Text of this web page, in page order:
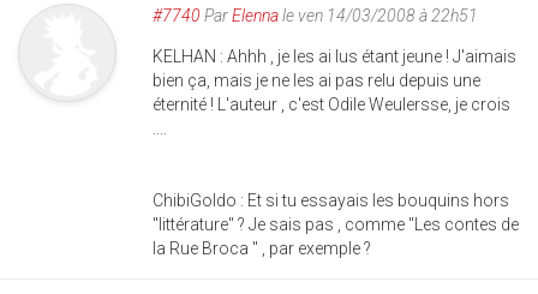
#7740 ParElennale ven 14/03/2008 à 22h51
KELHAN : Ahhh , je les ai lus étant jeune ! J'aimais
bien ça, mais je ne les ai pas relu depuis une
éternité ! L'auteur , c'est Odile Weulersse, je crois
ChibiGoldo : Et si tu essayais les bouquins hors
"littérature" ? Je sais pas , comme "Les contes de
la Rue Broca " , par exemple ?